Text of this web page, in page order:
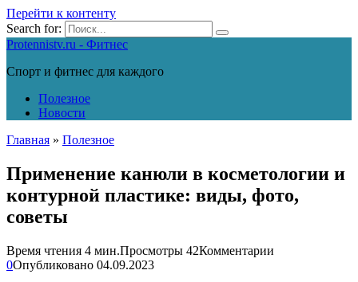
Перейти к контенту
Search for:
Protennistv.ru - Фитнес
Спорт и фитнес для каждого
Полезное
Новости
Главная » Полезное
Применение канюли в косметологии и
контурной пластике: виды, фото,
советы
Время чтения 4 мин.Просмотры 42Комментарии
0Опубликовано 04.09.2023